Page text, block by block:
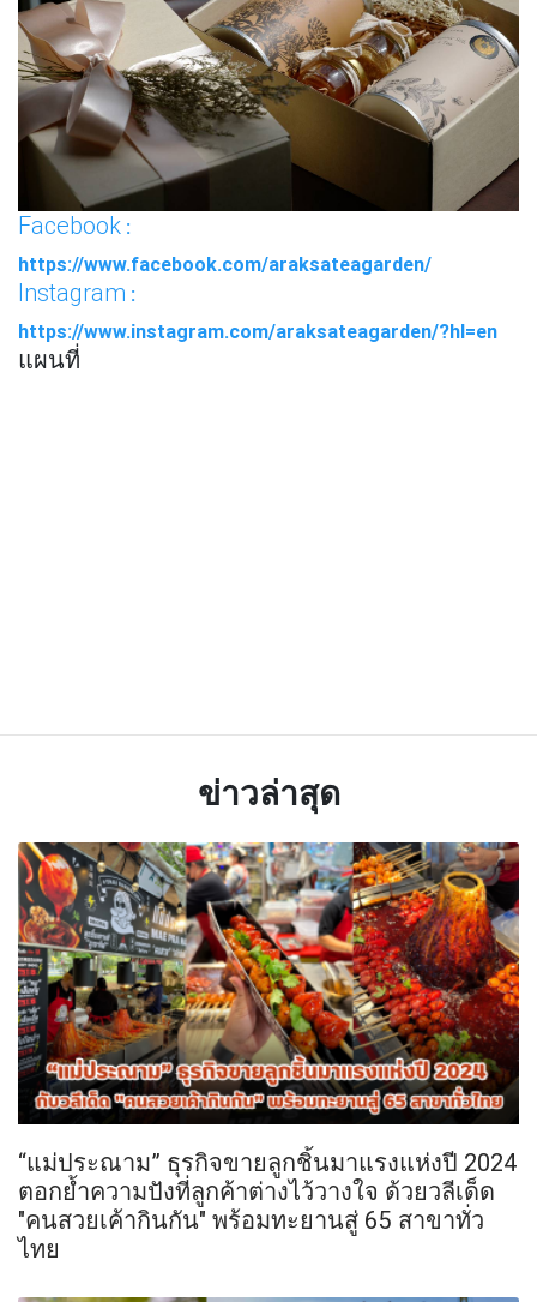
Facebook :
https://www.facebook.com/araksateagarden/
Instagram :
https://www.instagram.com/araksateagarden/?hl=en
แผนที่
ข่าวล่าสุด
“แม่ประณาม” ธุรกิจขายลูกชิ้นมาแรงแห่งปี 2024
ตอกย้ำความปังที่ลูกค้าต่างไว้วางใจ ด้วยวลีเด็ด
"คนสวยเค้ากินกัน" พร้อมทะยานสู่ 65 สาขาทั่ว
ไทย